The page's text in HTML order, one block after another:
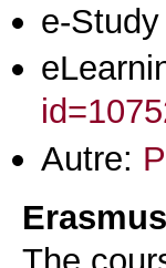
e-
Autre:
Erasmus